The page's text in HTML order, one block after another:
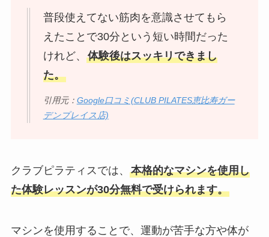
普段使えてない筋肉を意識させてもら
えたことで30分という短い時間だった
けれど、 体験後はスッキリできまし
た。
引用元： Google口コミ(CLUB PILATES恵比寿ガー
デンプレイス店)
クラブピラティスでは、 本格的なマシンを使用し
た体験レッスンが30分無料で受けられます。
マシンを使用することで、運動が苦手な方や体が